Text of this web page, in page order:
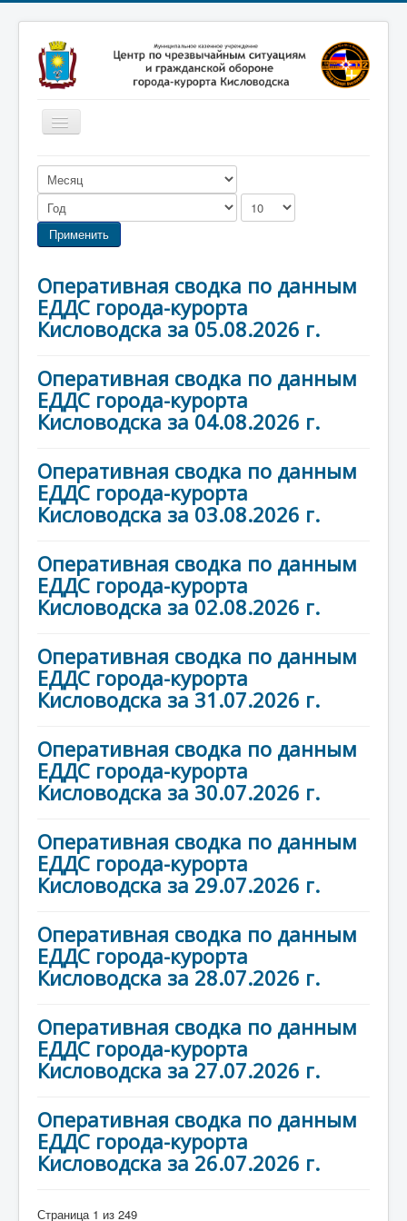
Включить/
выключить
Главная
Новости
Законодательство
Профилактика терроризма
Фотоматериалы
Применить
Оперативная сводка по данным
ЕДДС города-курорта
Кисловодска за 05.08.2026 г.
Оперативная сводка по данным
ЕДДС города-курорта
Кисловодска за 04.08.2026 г.
Оперативная сводка по данным
ЕДДС города-курорта
Кисловодска за 03.08.2026 г.
Оперативная сводка по данным
ЕДДС города-курорта
Кисловодска за 02.08.2026 г.
Оперативная сводка по данным
ЕДДС города-курорта
Кисловодска за 31.07.2026 г.
Оперативная сводка по данным
ЕДДС города-курорта
Кисловодска за 30.07.2026 г.
Оперативная сводка по данным
ЕДДС города-курорта
Кисловодска за 29.07.2026 г.
Оперативная сводка по данным
ЕДДС города-курорта
Кисловодска за 28.07.2026 г.
Оперативная сводка по данным
ЕДДС города-курорта
Кисловодска за 27.07.2026 г.
Оперативная сводка по данным
ЕДДС города-курорта
Кисловодска за 26.07.2026 г.
Страница 1 из 249